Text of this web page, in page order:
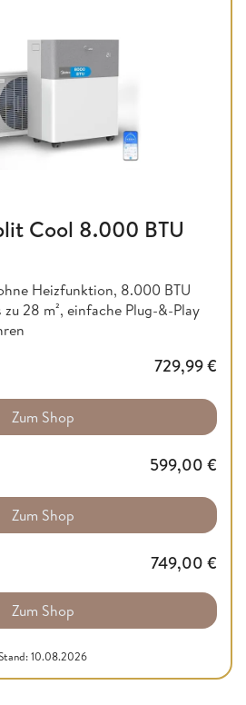
Cool 8.000 BTU
Heizfunktion, 8.000 BTU
28 m², einfache Plug-&-Play
729,99€
Zum Shop
599,00 €
Zum Shop
749,00 €
Zum Shop
10.08.2026